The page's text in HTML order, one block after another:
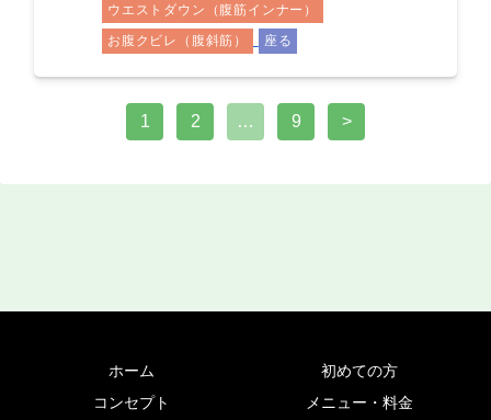
ウエストダウン（腹筋インナー）
お腹クビレ（腹斜筋）
座る
1 2 … 9 >
ホーム
初めての方
コンセプト
メニュー・料金